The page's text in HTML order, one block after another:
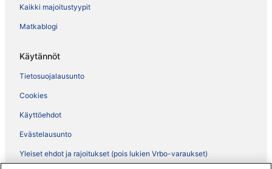
Kaikki majoitustyypit
Matkablogi
Käytännöt
Tietosuojalausunto
Cookies
Käyttöehdot
Evästelausunto
Yleiset ehdot ja rajoitukset (pois lukien Vrbo-varaukset)